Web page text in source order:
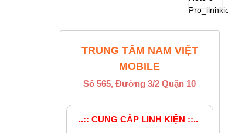
TRUNG TÂM NAM VIỆT
MOBILE
Số 565, Đường 3/2 Quận 10
..:: CUNG CẤP LINH KIỆN ::..